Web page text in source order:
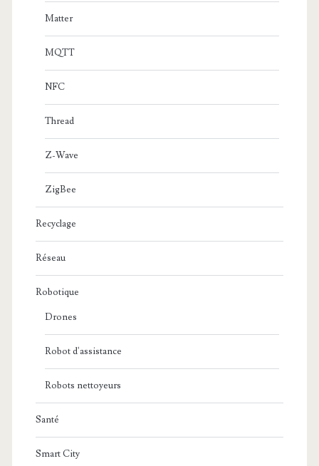
Matter
MQTT
NFC
Thread
Z-Wave
ZigBee
Recyclage
Réseau
Robotique
Drones
Robot d'assistance
Robots nettoyeurs
Santé
Smart City